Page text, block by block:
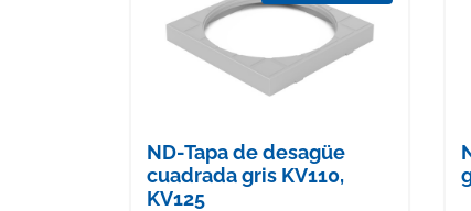
ND-Tapa de desagüe
cuadrada gris KV110,
KV125